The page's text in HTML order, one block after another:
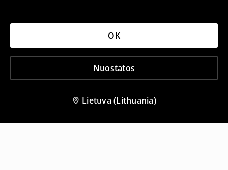
Nuostatos
OK
Lietuva (Lithuania)